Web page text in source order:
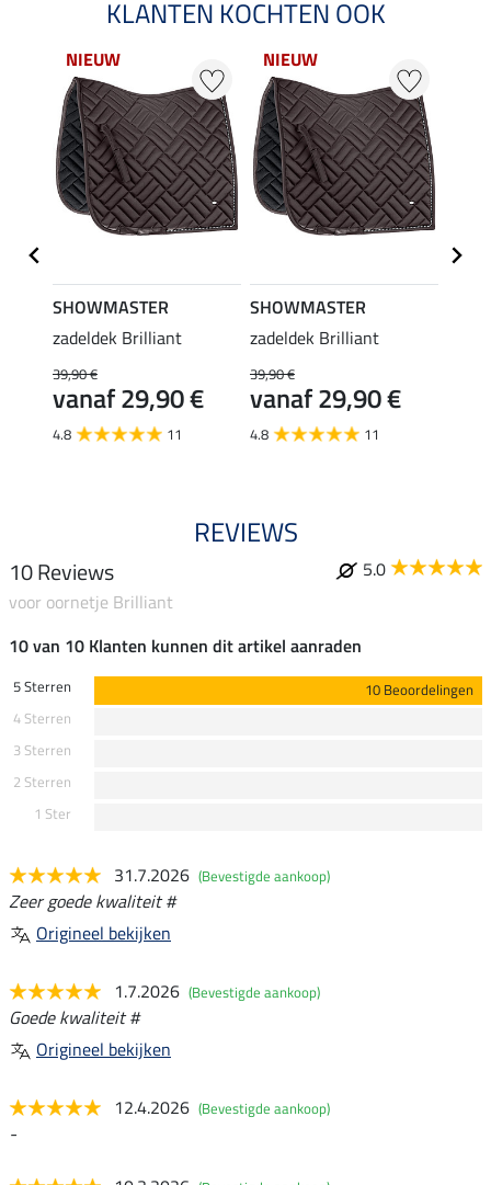
KLANTEN KOCHTEN OOK
NIEUW
SHOWMASTER
zadeldek Brilliant
39,90 €
vanaf 29,90 €
4.8 11
NIEUW
SHOWMASTER
zadeldek Brilliant
39,90 €
vanaf 29,90 €
4.8 11
REVIEWS
10 Reviews
5.0
voor oornetje Brilliant
10 van 10 Klanten kunnen dit artikel aanraden
5 Sterren
10 Beoordelingen
4 Sterren
3 Sterren
2 Sterren
1 Ster
31.7.2026 (Bevestigde aankoop)
Zeer goede kwaliteit #
Origineel bekijken
1.7.2026 (Bevestigde aankoop)
Goede kwaliteit #
Origineel bekijken
12.4.2026 (Bevestigde aankoop)
-